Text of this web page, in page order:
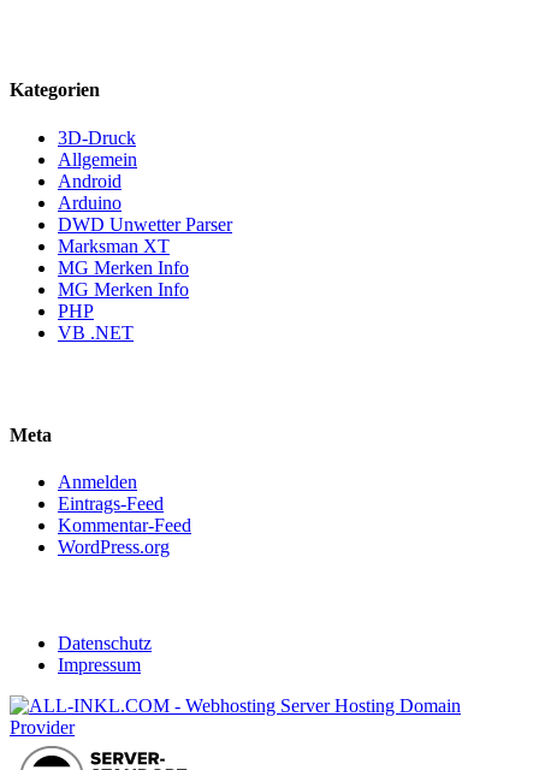
Kategorien
3D-Druck
Allgemein
Android
Arduino
DWD Unwetter Parser
Marksman XT
MG Merken Info
MG Merken Info
PHP
VB .NET
Meta
Anmelden
Eintrags-Feed
Kommentar-Feed
WordPress.org
Datenschutz
Impressum